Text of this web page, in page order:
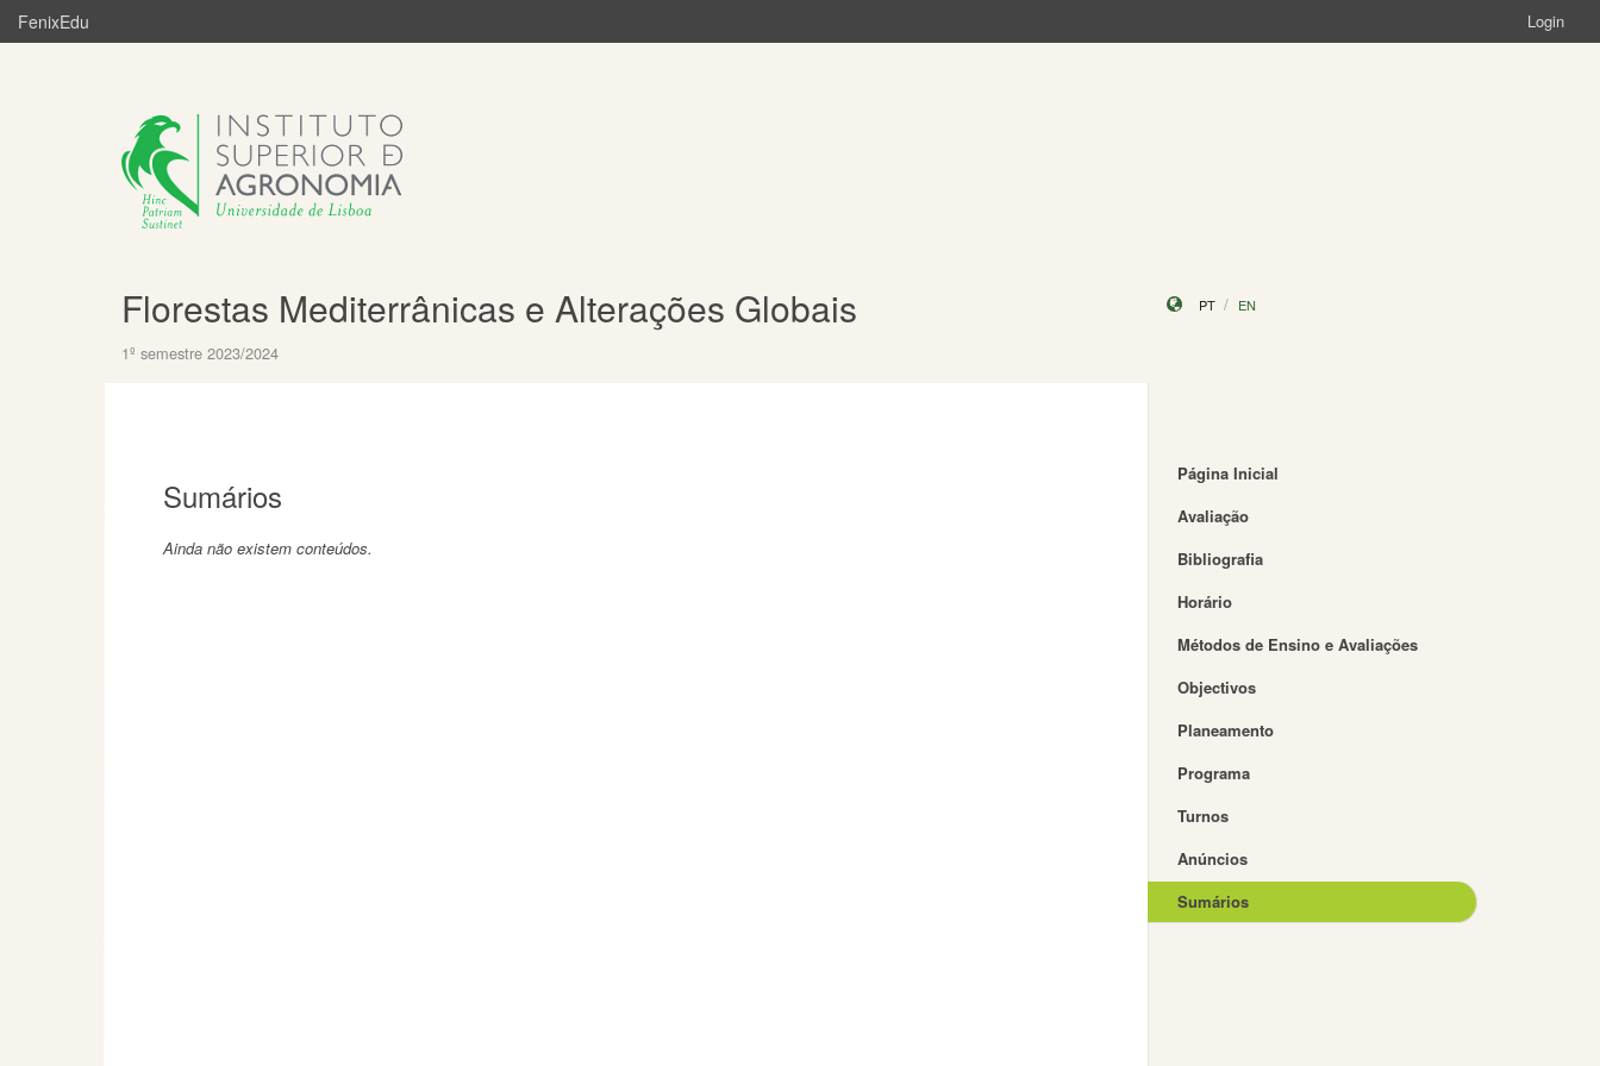
FenixEdu Login
Florestas Mediterrânicas e Alterações Globais
1º semestre 2023/2024
PT EN
Sumários
Ainda não existem conteúdos.
Página Inicial
Avaliação
Bibliografia
Horário
Métodos de Ensino e Avaliações
Objectivos
Planeamento
Programa
Turnos
Anúncios
Sumários